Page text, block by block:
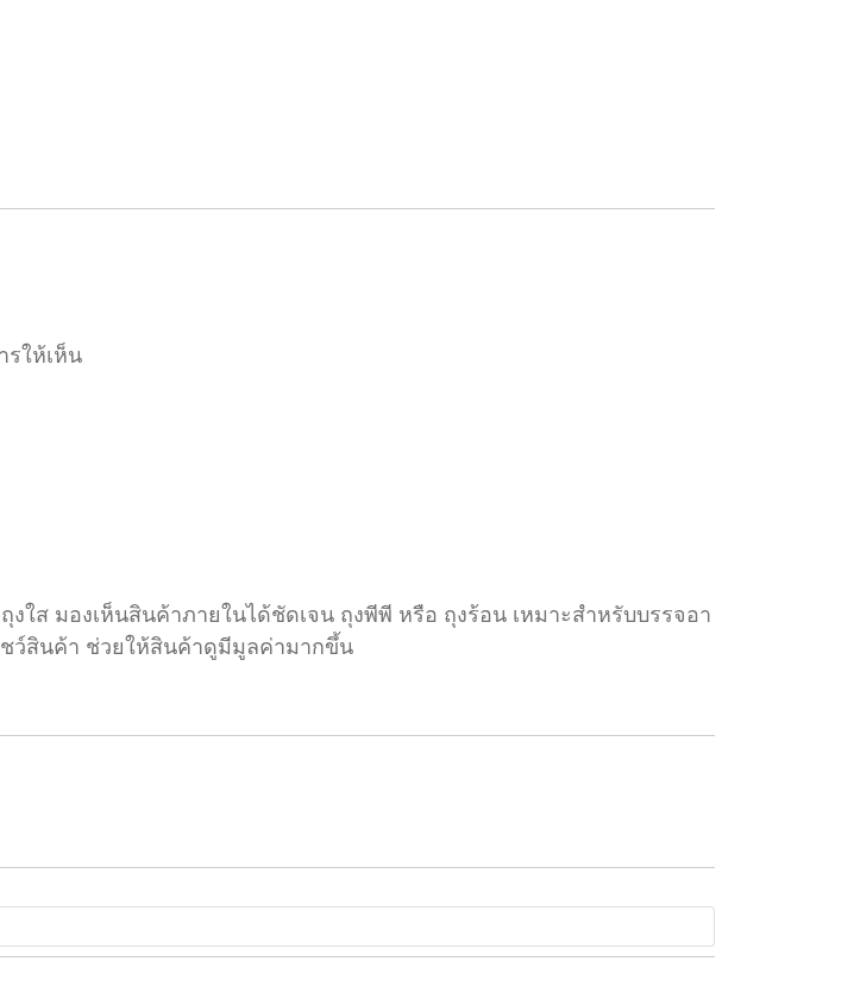
ให้เห็น
งใส มองเห็นสินค้าภายในได้ชัดเจน ถุงพีพี หรือ ถุงร้อน เหมาะสำหรับบรรจอา
ชว์สินค้า ช่วยให้สินค้าดูมีมูลค่ามากขึ้น